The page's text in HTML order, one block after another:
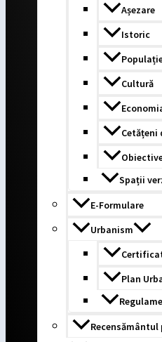
Așezare
Istoric
Cultură
Cetățeni
Spații
E-Formulare
Urbanism
Plan
Recensământul